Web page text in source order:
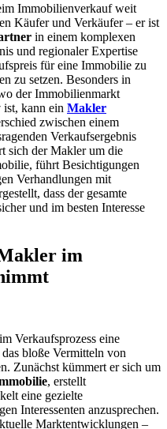
Immobilienverkauf weit
Käufer und Verkäufer – er ist
in einem komplexen
und regionaler Expertise
für eine Immobilie zu
zu setzen. Besonders in
der Immobilienmarkt
kann ein Makler
zwischen einem
Verkaufsergebnis
sich der Makler um die
führt Besichtigungen
Verhandlungen mit
dass der gesamte
und im besten Interesse
im
Verkaufsprozess eine
bloße Vermitteln von
Zunächst kümmert er sich um
, erstellt
eine gezielte
Interessenten anzusprechen.
Marktentwicklungen –